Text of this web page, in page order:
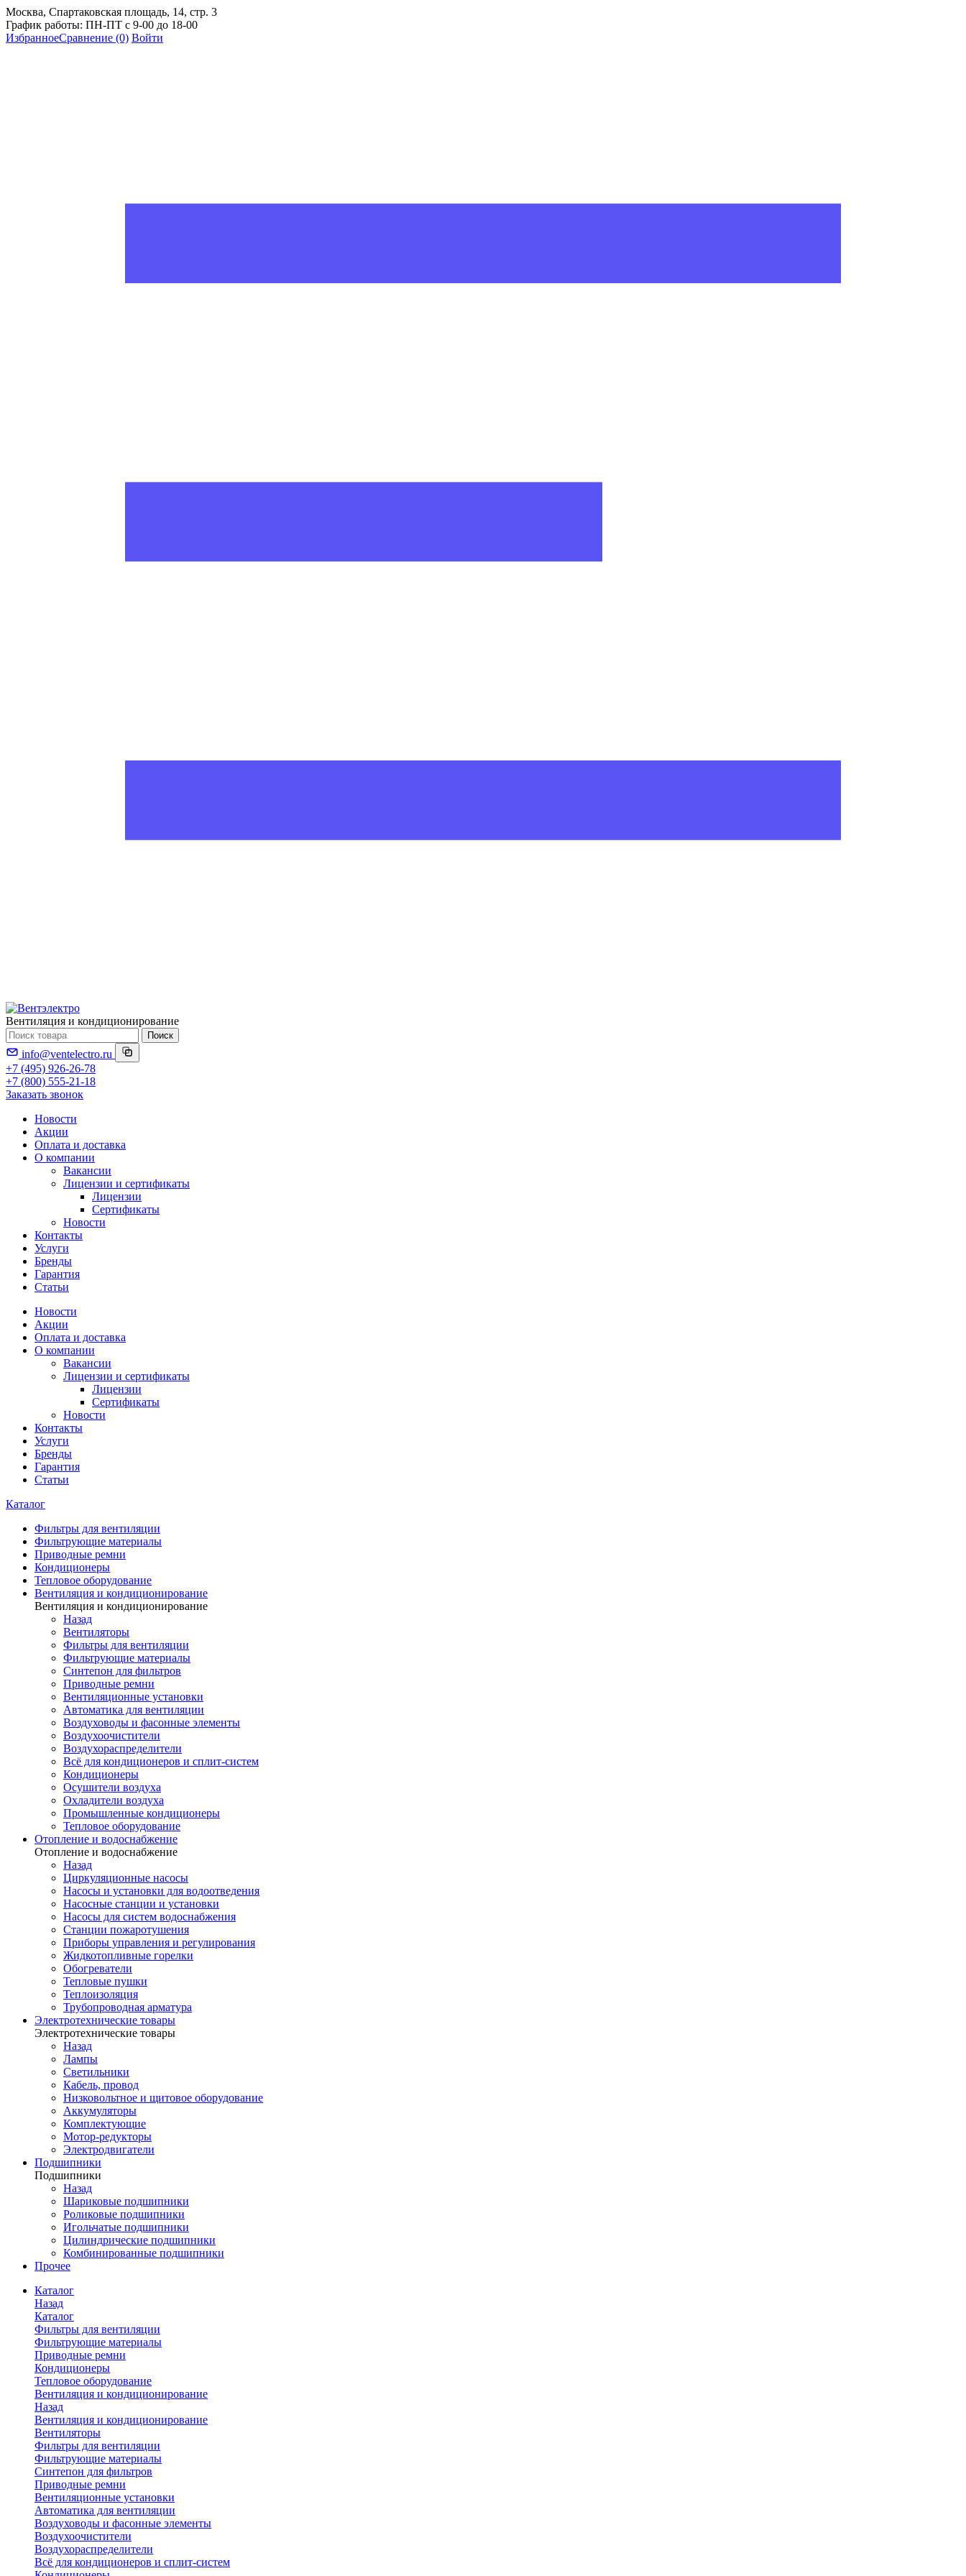
Москва, Спартаковская площадь, 14, стр. 3
График работы: ПН-ПТ с 9-00 до 18-00
ИзбранноеСравнение (0) Войти
Вентиляция и кондиционирование
Поиск
info@ventelectro.ru
+7 (495) 926-26-78
+7 (800) 555-21-18
Заказать звонок
Новости
Акции
Оплата и доставка
О компании
Вакансии
Лицензии и сертификаты
Лицензии
Сертификаты
Новости
Контакты
Услуги
Бренды
Гарантия
Статьи
Новости
Акции
Оплата и доставка
О компании
Вакансии
Лицензии и сертификаты
Лицензии
Сертификаты
Новости
Контакты
Услуги
Бренды
Гарантия
Статьи
Каталог
Фильтры для вентиляции
Фильтрующие материалы
Приводные ремни
Кондиционеры
Тепловое оборудование
Вентиляция и кондиционирование
Вентиляция и кондиционирование
Назад
Вентиляторы
Фильтры для вентиляции
Фильтрующие материалы
Синтепон для фильтров
Приводные ремни
Вентиляционные установки
Автоматика для вентиляции
Воздуховоды и фасонные элементы
Воздухоочистители
Воздухораспределители
Всё для кондиционеров и сплит-систем
Кондиционеры
Осушители воздуха
Охладители воздуха
Промышленные кондиционеры
Тепловое оборудование
Отопление и водоснабжение
Отопление и водоснабжение
Назад
Циркуляционные насосы
Насосы и установки для водоотведения
Насосные станции и установки
Насосы для систем водоснабжения
Станции пожаротушения
Приборы управления и регулирования
Жидкотопливные горелки
Обогреватели
Тепловые пушки
Теплоизоляция
Трубопроводная арматура
Электротехнические товары
Электротехнические товары
Назад
Лампы
Светильники
Кабель, провод
Низковольтное и щитовое оборудование
Аккумуляторы
Комплектующие
Мотор-редукторы
Электродвигатели
Подшипники
Подшипники
Назад
Шариковые подшипники
Роликовые подшипники
Игольчатые подшипники
Цилиндрические подшипники
Комбинированные подшипники
Прочее
Каталог
Назад
Каталог
Фильтры для вентиляции
Фильтрующие материалы
Приводные ремни
Кондиционеры
Тепловое оборудование
Вентиляция и кондиционирование
Назад
Вентиляция и кондиционирование
Вентиляторы
Фильтры для вентиляции
Фильтрующие материалы
Синтепон для фильтров
Приводные ремни
Вентиляционные установки
Автоматика для вентиляции
Воздуховоды и фасонные элементы
Воздухоочистители
Воздухораспределители
Всё для кондиционеров и сплит-систем